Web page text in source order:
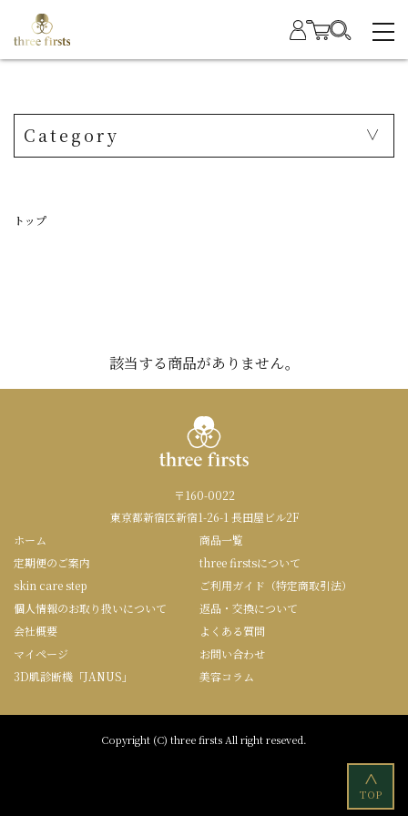
Category
トップ
該当する商品がありません。
〒160-0022
東京都新宿区新宿1-26-1 長田屋ビル2F
ホーム
商品一覧
定期便のご案内
three firstsについて
skin care step
ご利用ガイド（特定商取引法）
個人情報のお取り扱いについて
返品・交換について
会社概要
よくある質問
マイページ
お問い合わせ
3D肌診断機「JANUS」
美容コラム
Copyright (C) three firsts All right reseved.
<
TOP